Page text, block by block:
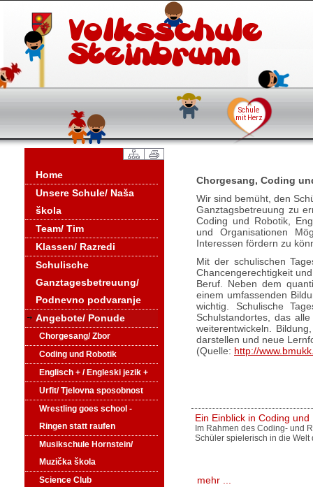
Home
Unsere Schule/ Naša
škola
Team/ Tim
Klassen/ Razredi
Schulische
Ganztagesbetreuung/
Podnevno podvaranje
Angebote/ Ponude
Chorgesang/ Zbor
Coding und Robotik
Englisch + / Engleski jezik +
Urfit/ Tjelovna sposobnost
Wrestling goes school -
Ringen statt raufen
Musikschule Hornstein/
Muzička škola
Science Club
Chorgesang, Coding
Wir sind bemüht, den
Ganztagsbetreuung zu
Coding und Robotik,
und Organisationen
Interessen fördern zu
Mit der schulischen
Chancengerechtigkeit
Beruf. Neben dem
einem umfassenden
wichtig. Schulische
Schulstandortes, das
weiterentwickeln.
darstellen und neue
(Quelle: http://
Ein Einblick in Coding und
Im Rahmen des Coding- und
Schüler spielerisch in die Welt
mehr ...